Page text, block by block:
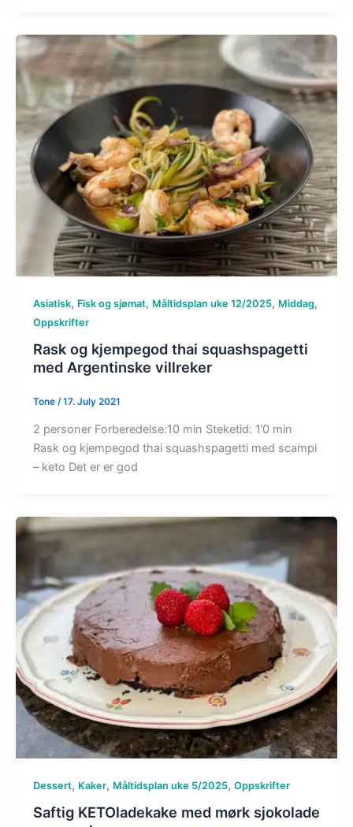
Asiatisk, Fisk og sjømat, Måltidsplan uke 12/2025, Middag,
Oppskrifter
Rask og kjempegod thai squashspagetti
med Argentinske villreker
Tone /17. July 2021
2 personer Forberedelse:10 min Steketid: 1’0 min
Rask og kjempegod thai squashspagetti med scampi
– keto Det er er god
Dessert, Kaker, Måltidsplan uke 5/2025, Oppskrifter
Saftig KETOladekake med mørk sjokolade